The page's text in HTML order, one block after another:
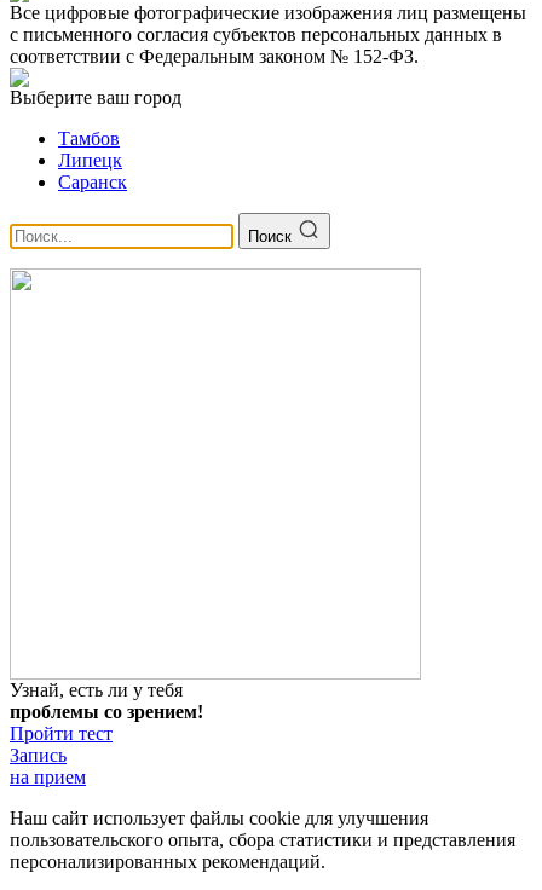
Все цифровые фотографические изображения лиц размещены
с письменного согласия субъектов персональных данных в
соответствии с Федеральным законом № 152-ФЗ.
Выберите ваш город
Тамбов
Липецк
Саранск
Поиск
Узнай, есть ли у тебя
проблемы со зрением!
Пройти тест
Запись
на прием
Наш сайт использует файлы cookie для улучшения
пользовательского опыта, сбора статистики и представления
персонализированных рекомендаций.